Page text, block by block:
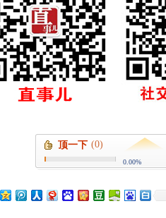
顶一下 (0)
0.00%